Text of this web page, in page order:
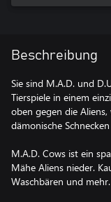
Beschreibung
Sie sind M.A.D. und
Tierspiele in einem
oben gegen die
dämonische
M.A.D. Cows ist ein
Mähe Aliens nieder.
Waschbären und mehr.